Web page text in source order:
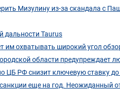
Мизулину из-за скандала с
дальности Taurus
им охватывать широкий угол
области предупреждает
ЦБ РФ снизит ключевую ставку до
еще на год. Неожиданный